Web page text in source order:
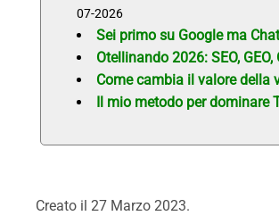
07-2026
Sei primo su Google ma
Otellinando 2026: SEO,
Come cambia il valore della
Il mio metodo per dominare
Creato il 27 Marzo 2023.